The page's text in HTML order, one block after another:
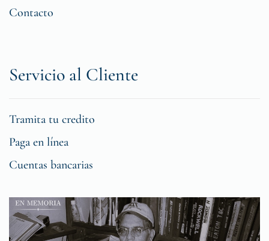
Contacto
Servicio al Cliente
Tramita tu credito
Paga en línea
Cuentas bancarias